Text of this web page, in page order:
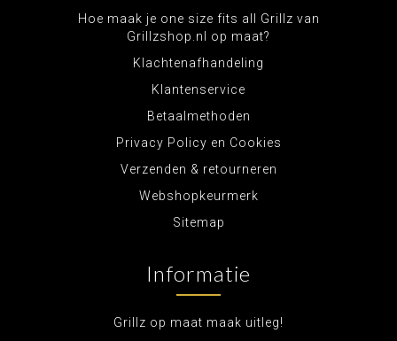
Hoe maak je one size fits all Grillz van
Grillzshop.nl op maat?
Klachtenafhandeling
Klantenservice
Betaalmethoden
Privacy Policy en Cookies
Verzenden & retourneren
Webshopkeurmerk
Sitemap
Informatie
Grillz op maat maak uitleg!